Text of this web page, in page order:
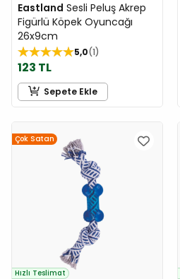
Eastland Sesli Peluş Akrep
Figürlü Köpek Oyuncağı
26x9cm
5,0 1
123 TL
Sepete Ekle
Çok Satan
Hızlı Teslimat